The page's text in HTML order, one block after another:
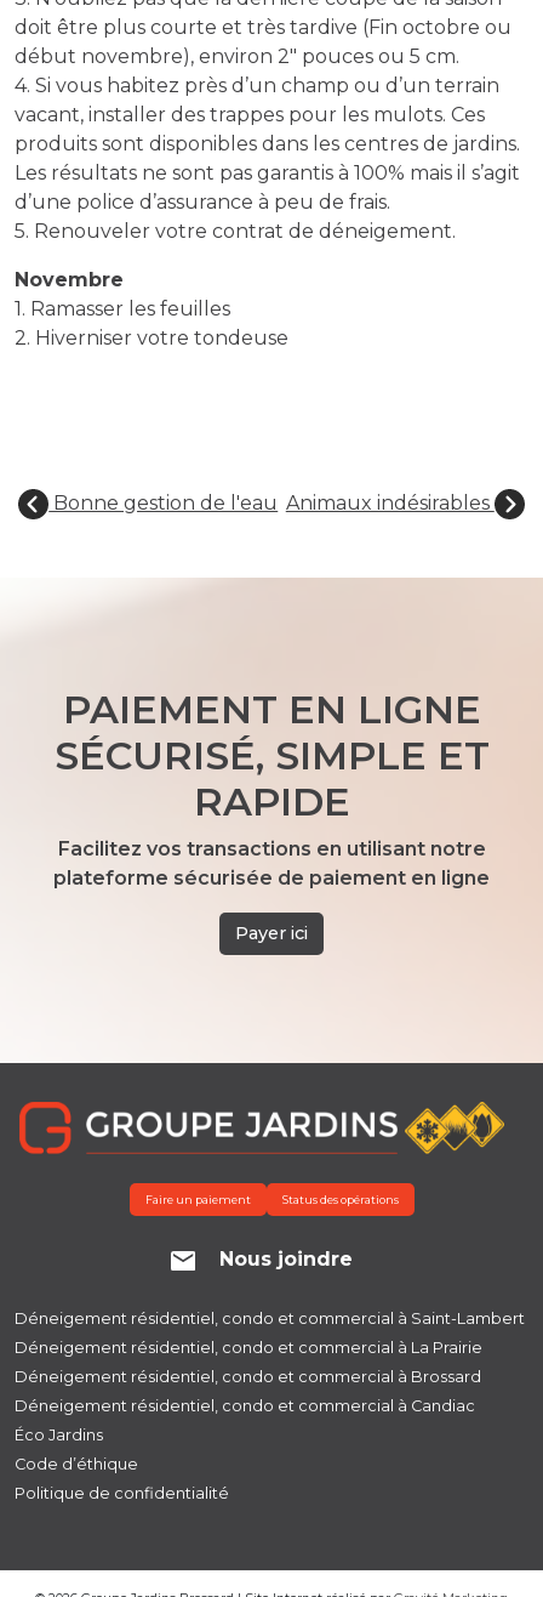
doit être plus courte et très tardive (Fin octobre ou
début novembre), environ 2″ pouces ou 5 cm.
4. Si vous habitez près d’un champ ou d’un terrain
vacant, installer des trappes pour les mulots. Ces
produits sont disponibles dans les centres de jardins.
Les résultats ne sont pas garantis à 100% mais il s’agit
d’une police d’assurance à peu de frais.
5. Renouveler votre contrat de déneigement.
Novembre
1. Ramasser les feuilles
2. Hiverniser votre tondeuse
Bonne gestion de l'eau Animaux indésirables
PAIEMENT EN LIGNE
SÉCURISÉ, SIMPLE ET
RAPIDE
Facilitez vos transactions en utilisant notre
plateforme sécurisée de paiement en ligne
Payer ici
Faire un paiement Status des opérations
Nous joindre
Déneigement résidentiel, condo et commercial à Saint-Lambert
Déneigement résidentiel, condo et commercial à La Prairie
Déneigement résidentiel, condo et commercial à Brossard
Déneigement résidentiel, condo et commercial à Candiac
Éco Jardins
Code d’éthique
Politique de confidentialité